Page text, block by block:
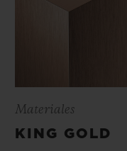
Materiales
KING GOLD